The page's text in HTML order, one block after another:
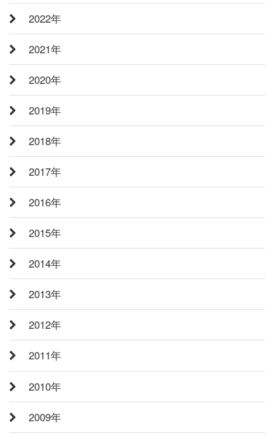
2022年
2021年
2020年
2019年
2018年
2017年
2016年
2015年
2014年
2013年
2012年
2011年
2010年
2009年